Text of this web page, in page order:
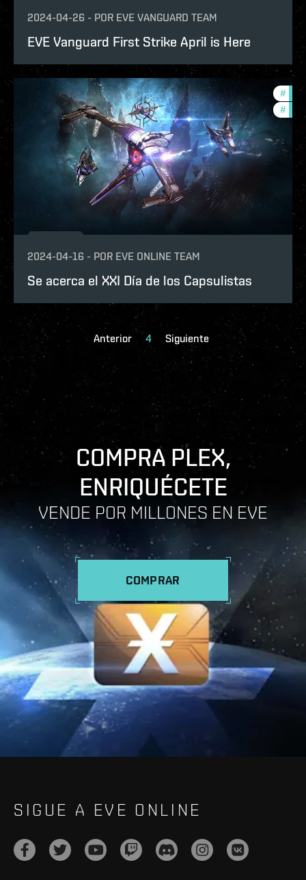
2024-04-26 - POR EVE VANGUARD TEAM
EVE Vanguard First Strike April is Here
#
# in-
2024-04-16 - POR EVE ONLINE TEAM
Se acerca el XXI Día de los Capsulistas
Anterior 4 Siguiente
COMPRA PLEX,
ENRIQUÉCETE
VENDE POR MILLONES EN EVE
COMPRAR
SIGUE A EVE ONLINE